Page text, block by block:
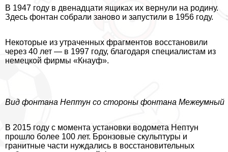
В 1947 году в двенадцати ящиках их вернули на родину.
Здесь фонтан собрали заново и запустили в 1956 году.
Некоторые из утраченных фрагментов восстановили
через 40 лет — в 1997 году, благодаря специалистам из
немецкой фирмы «Кнауф».
Вид фонтана Нептун со стороны фонтана Межеумный
В 2015 году с момента установки водомета Нептун
прошло более 100 лет. Бронзовые скульптуры и
гранитные части нуждались в восстановительных